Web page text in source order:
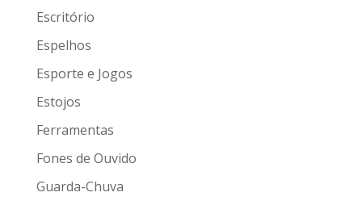
Escritório
Espelhos
Esporte e Jogos
Estojos
Ferramentas
Fones de Ouvido
Guarda-Chuva